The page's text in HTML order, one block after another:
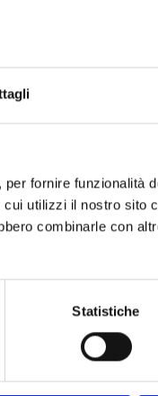
fornire funzionalità
utilizzi il nostro sito
combinarle con
Statistiche
da una